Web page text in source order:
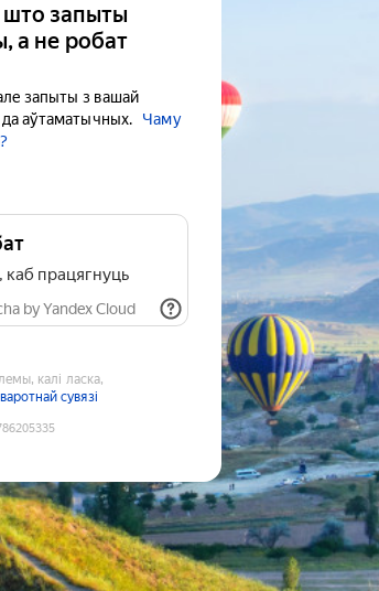
што запыты
а не робат
запыты з вашай
аўтаматычных.
Чаму
каб працягнуць
by Yandex Cloud
калі ласка,
сувязі